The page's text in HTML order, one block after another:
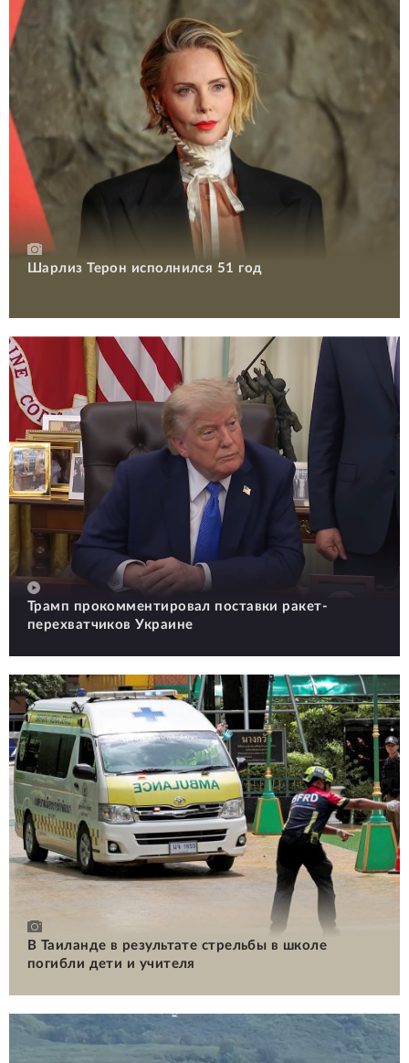
Шарлиз Терон исполнился 51 год
Трамп прокомментировал поставки ракет-
перехватчиков Украине
В Таиланде в результате стрельбы в школе
погибли дети и учителя